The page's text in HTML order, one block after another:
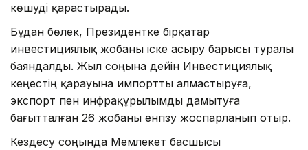
көшуді қарастырады.
Бұдан бөлек, Президентке бірқатар
инвестициялық жобаны іске асыру барысы туралы
баяндалды. Жыл соңына дейін Инвестициялық
кеңестің қарауына импортты алмастыруға,
экспорт пен инфрақұрылымды дамытуға
бағытталған 26 жобаны енгізу жоспарланып отыр.
Кездесу соңында Мемлекет басшысы